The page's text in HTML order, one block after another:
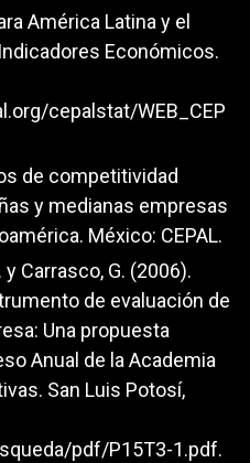
América Latina y el
Económicos.
cepalstat/WEB_CEP
de competitividad
y medianas empresas
México: CEPAL.
y Carrasco, G. (2006).
de evaluación de
Una propuesta
Anual de la Academia
San Luis Potosí,
pdf/P15T3-1.pdf.